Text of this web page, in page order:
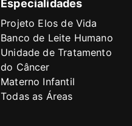
Especialidades
Projeto Elos de Vida
Banco de Leite Humano
Unidade de Tratamento
do Câncer
Materno Infantil
Todas as Áreas